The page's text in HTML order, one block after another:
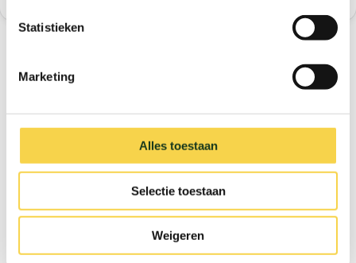
Statistieken
Marketing
Alles toestaan
Selectie toestaan
Weigeren
Dit bespaar je per product
besparing*
Spaardouchekop
jaar